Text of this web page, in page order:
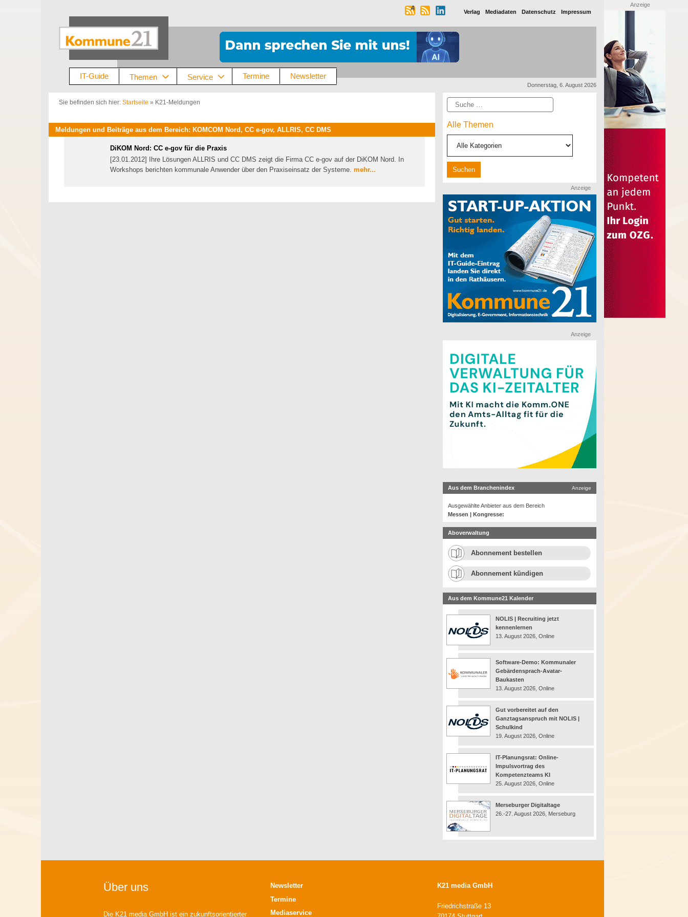
Verlag Mediadaten Datenschutz Impressum
IT-Guide Themen Service Termine Newsletter
Donnerstag, 6. August 2026
Sie befinden sich hier: Startseite » K21-Meldungen
Meldungen und Beiträge aus dem Bereich: KOMCOM Nord, CC e-gov, ALLRIS, CC DMS
DiKOM Nord: CC e-gov für die Praxis
[23.01.2012] Ihre Lösungen ALLRIS und CC DMS zeigt die Firma CC e-gov auf der DiKOM Nord. In
Workshops berichten kommunale Anwender über den Praxiseinsatz der Systeme. mehr...
Suche
Alle Themen
Anzeige
Anzeige
Aus dem Branchenindex Anzeige
Ausgewählte Anbieter aus dem Bereich
Messen | Kongresse:
Aboverwaltung
Abonnement bestellen
Abonnement kündigen
Aus dem Kommune21 Kalender
NOLIS | Recruiting jetzt
kennenlernen
13. August 2026, Online
Software-Demo: Kommunaler
Gebärdensprach-Avatar-
Baukasten
13. August 2026, Online
Gut vorbereitet auf den
Ganztagsanspruch mit NOLIS |
Schulkind
19. August 2026, Online
IT-Planungsrat: Online-
Impulsvortrag des
Kompetenzteams KI
25. August 2026, Online
Merseburger Digitaltage
26.-27. August 2026, Merseburg
Anzeige
Über uns
Die K21 media GmbH ist ein zukunftsorientierter
Newsletter
Termine
Mediaservice
K21 media GmbH
Friedrichstraße 13